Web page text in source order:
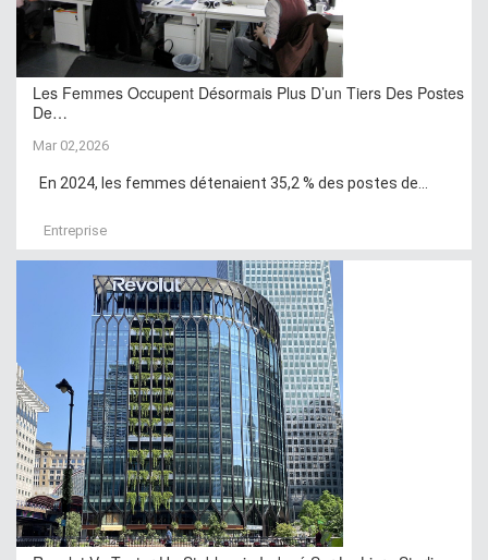
Les Femmes Occupent Désormais Plus D’un Tiers Des Postes
De…
Mar 02,2026
En 2024, les femmes détenaient 35,2 % des postes de...
Entreprise